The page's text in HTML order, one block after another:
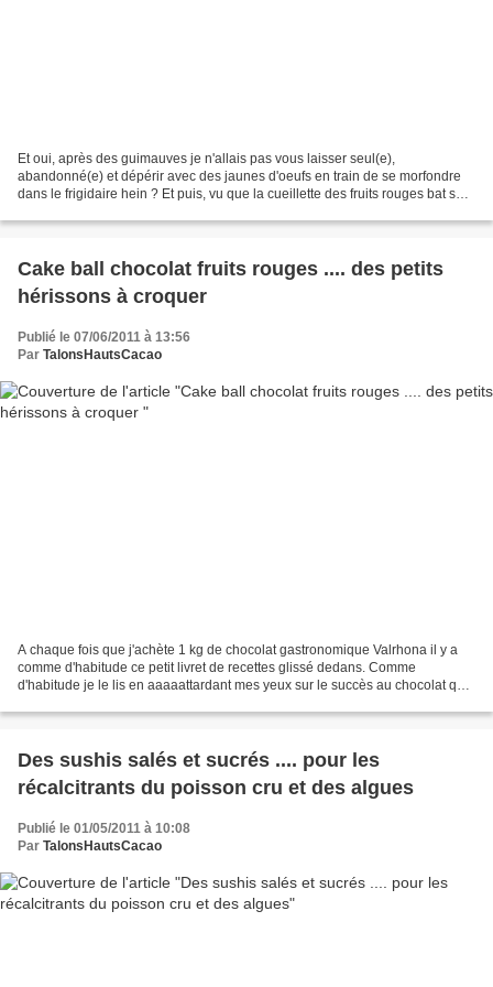
Et oui, après des guimauves je n'allais pas vous laisser seul(e),
abandonné(e) et dépérir avec des jaunes d'oeufs en train de se morfondre
dans le frigidaire hein ? Et puis, vu que la cueillette des fruits rouges bat son
Cake ball chocolat fruits rouges .... des petits
hérissons à croquer
Publié le 07/06/2011 à 13:56
Par TalonsHautsCacao
A chaque fois que j'achète 1 kg de chocolat gastronomique Valrhona il y a
comme d'habitude ce petit livret de recettes glissé dedans. Comme
d'habitude je le lis en aaaaattardant mes yeux sur le succès au chocolat qui
Des sushis salés et sucrés .... pour les
récalcitrants du poisson cru et des algues
Publié le 01/05/2011 à 10:08
Par TalonsHautsCacao